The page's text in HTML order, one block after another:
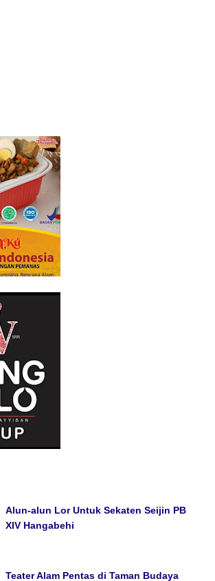
Alun-alun Lor Untuk Sekaten Seijin PB
XIV Hangabehi
Teater Alam Pentas di Taman Budaya